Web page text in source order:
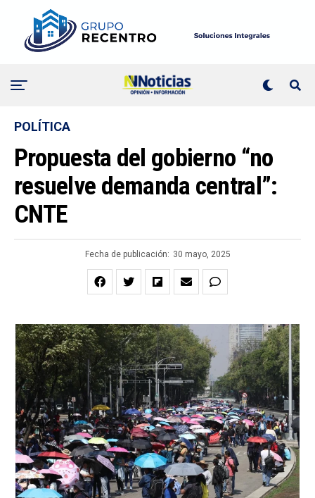
POLÍTICA
Propuesta del gobierno “no
resuelve demanda central”:
CNTE
Fecha de publicación: 30 mayo, 2025